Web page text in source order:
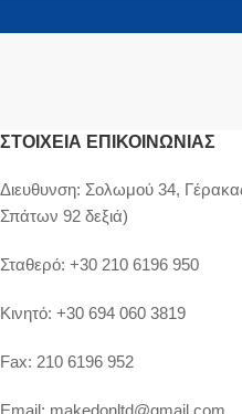
ΣΤΟΙΧΕΊΑ ΕΠΙΚΟΙΝΩΝΊΑΣ
Διευθυνση: Σολωμού 34,
Σπάτων 92 δεξιά)
Σταθερό: +30 210 6196 950
Κινητό: +30 694 060 3819
Fax: 210 6196 952
Email: makedonltd@gmail.com